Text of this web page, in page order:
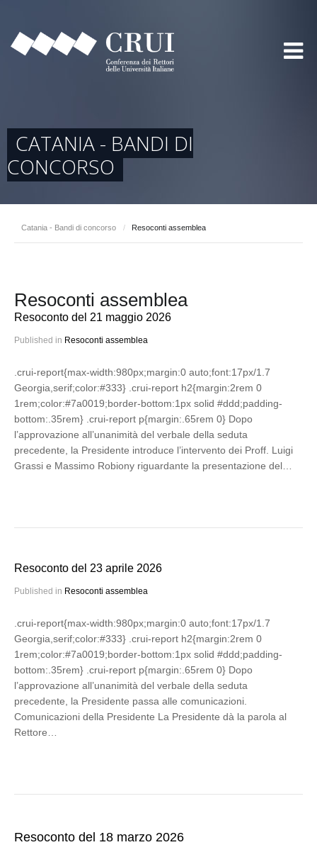
CATANIA - BANDI DI
CONCORSO
Catania - Bandi di concorso / Resoconti assemblea
Resoconti assemblea
Resoconto del 21 maggio 2026
Published in Resoconti assemblea
.crui-report{max-width:980px;margin:0 auto;font:17px/1.7
Georgia,serif;color:#333} .crui-report h2{margin:2rem 0
1rem;color:#7a0019;border-bottom:1px solid #ddd;padding-
bottom:.35rem} .crui-report p{margin:.65rem 0} Dopo
l’approvazione all’unanimità del verbale della seduta
precedente, la Presidente introduce l’intervento dei Proff. Luigi
Grassi e Massimo Robiony riguardante la presentazione del…
Resoconto del 23 aprile 2026
Published in Resoconti assemblea
.crui-report{max-width:980px;margin:0 auto;font:17px/1.7
Georgia,serif;color:#333} .crui-report h2{margin:2rem 0
1rem;color:#7a0019;border-bottom:1px solid #ddd;padding-
bottom:.35rem} .crui-report p{margin:.65rem 0} Dopo
l’approvazione all’unanimità del verbale della seduta
precedente, la Presidente passa alle comunicazioni.
Comunicazioni della Presidente La Presidente dà la parola al
Rettore…
Resoconto del 18 marzo 2026